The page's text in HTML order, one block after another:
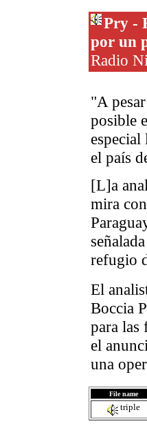
Pry -
por un
Radio
"A
posible
el país
[L]a
mira
refugio
El
Boccia
para las
el
una
File name
triple